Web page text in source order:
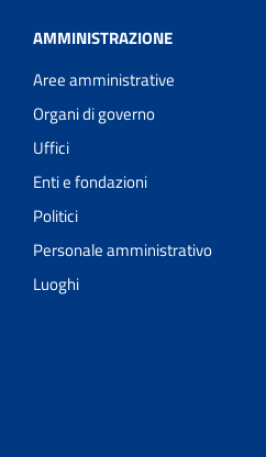
AMMINISTRAZIONE
Aree amministrative
Organi di governo
Uffici
Enti e fondazioni
Politici
Personale amministrativo
Luoghi